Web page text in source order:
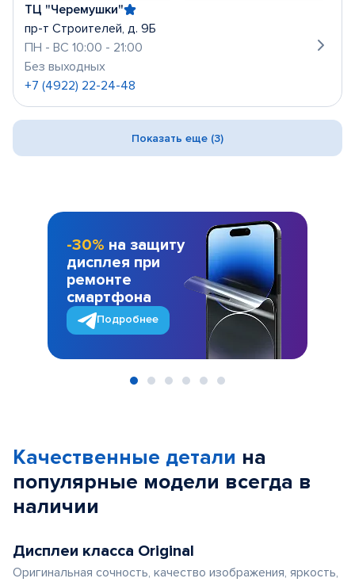
ТЦ "Черемушки"
пр-т Строителей, д. 9Б
ПН - ВС 10:00 - 21:00
Без выходных
+7 (4922) 22-24-48
Показать еще (3)
-30% на защиту
дисплея при
ремонте
смартфона
Подробнее
Качественные детали на
популярные модели всегда в
наличии
Дисплеи класса Original
Оригинальная сочность, качество изображения, яркость,